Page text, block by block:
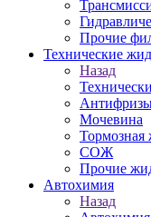
Прочие
Технические
Назад
Мочевина
Тормозная
СОЖ
Прочие
Автохимия
Назад